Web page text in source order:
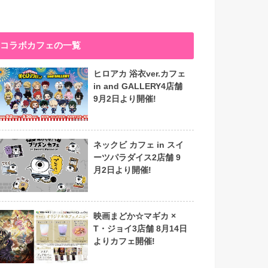
コラボカフェの一覧
ヒロアカ 浴衣ver.カフェ
in and GALLERY4店舗
9月2日より開催!
ネックビ カフェ in スイ
ーツパラダイス2店舗 9
月2日より開催!
映画まどか☆マギカ ×
T・ジョイ3店舗 8月14日
よりカフェ開催!